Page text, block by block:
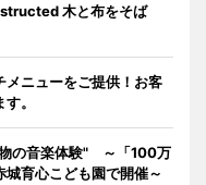
木と布をそば
メニューをご提供！お客
。
の音楽体験" ～「100万
城育心こども園で開催～